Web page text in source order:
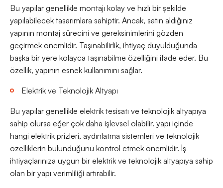
Bu yapılar genellikle montajı kolay ve hızlı bir şekilde
yapılabilecek tasarımlara sahiptir. Ancak, satın aldığınız
yapının montaj sürecini ve gereksinimlerini gözden
geçirmek önemlidir. Taşınabilirlik, ihtiyaç duyulduğunda
başka bir yere kolayca taşınabilme özelliğini ifade eder. Bu
özellik, yapının esnek kullanımını sağlar.
Elektrik ve Teknolojik Altyapı
Bu yapılar genellikle elektrik tesisatı ve teknolojik altyapıya
sahip olursa eğer çok daha işlevsel olabilir. yapı içinde
hangi elektrik prizleri, aydınlatma sistemleri ve teknolojik
özelliklerin bulunduğunu kontrol etmek önemlidir. İş
ihtiyaçlarınıza uygun bir elektrik ve teknolojik altyapıya sahip
olan bir yapı verimliliği artırabilir.